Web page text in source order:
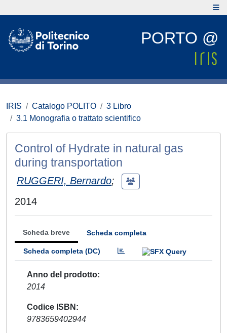
PORTO @
IRIS Catalogo POLITO
3 Libro
3.1 Monografia o trattato scientifico
Control of Hydrate in natural gas
during transportation
RUGGERI, Bernardo;
2014
Scheda breve Scheda completa
Scheda completa (DC)
Anno del prodotto
2014
Codice ISBN
9783659402944